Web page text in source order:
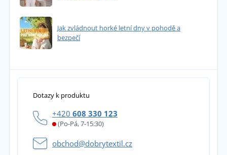
Jak zvládnout horké letní dny v pohodě a
bezpečí
Dotazy k produktu
+420 608 330 123
(Po-Pá, 7-15:30)
obchod@dobrytextil.cz